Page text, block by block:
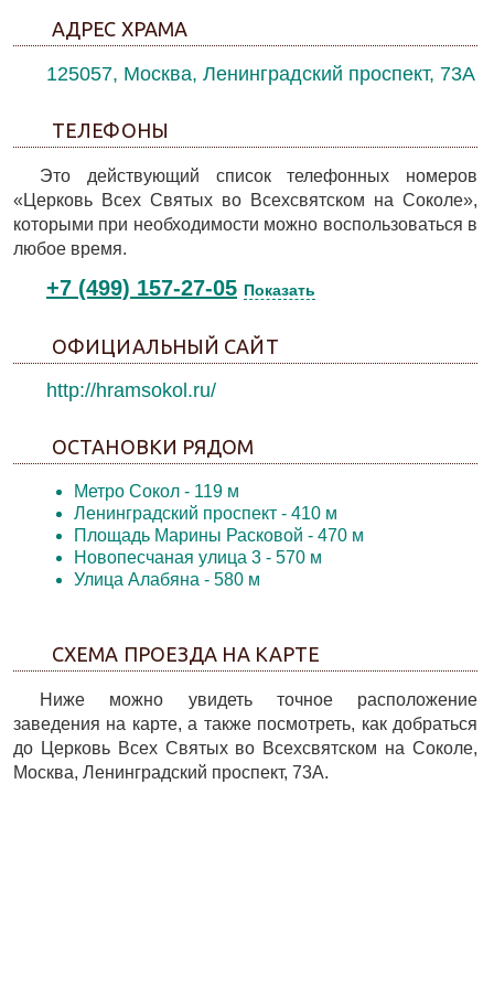
АДРЕС ХРАМА
125057, Москва, Ленинградский проспект, 73А
ТЕЛЕФОНЫ
Это действующий список телефонных номеров
«Церковь Всех Святых во Всехсвятском на Соколе»,
которыми при необходимости можно воспользоваться в
любое время.
+7 (499) 157-27-05 Показать
ОФИЦИАЛЬНЫЙ САЙТ
http://hramsokol.ru/
ОСТАНОВКИ РЯДОМ
Метро Сокол - 119 м
Ленинградский проспект - 410 м
Площадь Марины Расковой - 470 м
Новопесчаная улица 3 - 570 м
Улица Алабяна - 580 м
СХЕМА ПРОЕЗДА НА КАРТЕ
Ниже можно увидеть точное расположение
заведения на карте, а также посмотреть, как добраться
до Церковь Всех Святых во Всехсвятском на Соколе,
Москва, Ленинградский проспект, 73А.